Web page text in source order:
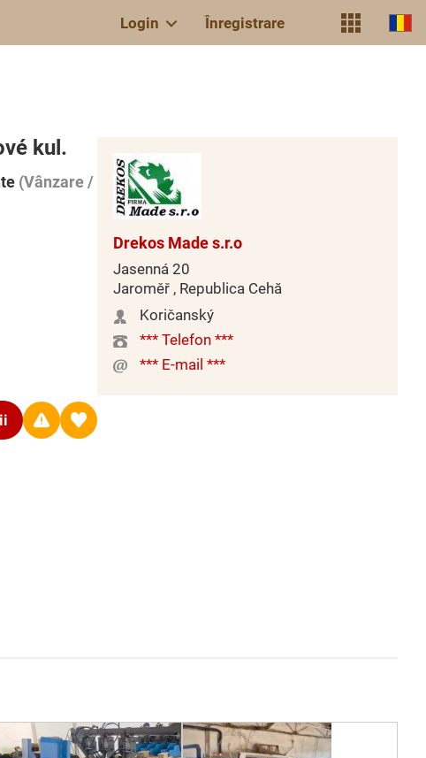
Login Înregistrare
kul.
(Vânzare /
Drekos Made s.r.o
Jasenná 20
Jaroměř , Republica Cehă
Koričanský
*** Telefon ***
*** E-mail ***